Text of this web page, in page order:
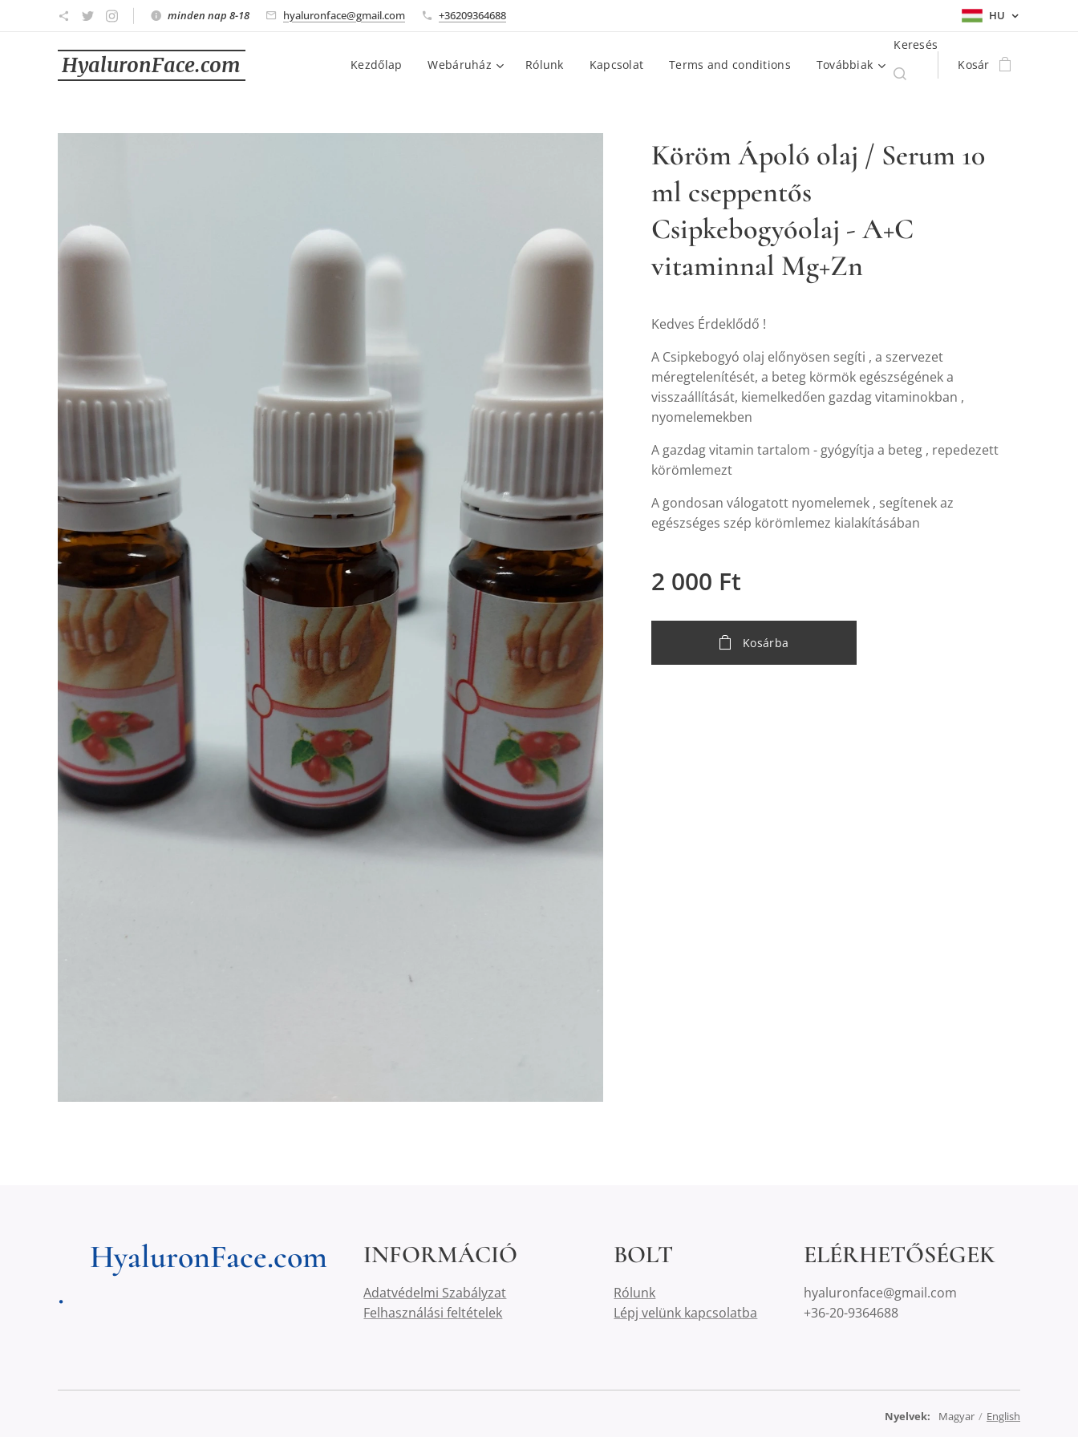
minden nap 8-18 hyaluronface@gmail.com +36209364688 HU
HyaluronFace.com Kezdőlap Webáruház Rólunk Kapcsolat Terms and conditions Továbbiak
Keresés
Kosár
Köröm Ápoló olaj / Serum 10
ml cseppentős
Csipkebogyóolaj - A+C
vitaminnal Mg+Zn
Kedves Érdeklődő !
A Csipkebogyó olaj előnyösen segíti , a szervezet
méregtelenítését, a beteg körmök egészségének a
visszaállítását, kiemelkedően gazdag vitaminokban ,
nyomelemekben
A gazdag vitamin tartalom - gyógyítja a beteg , repedezett
körömlemezt
A gondosan válogatott nyomelemek , segítenek az
egészséges szép körömlemez kialakításában
2 000 Ft
Kosárba
HyaluronFace.com
.
INFORMÁCIÓ
Adatvédelmi Szabályzat
Felhasználási feltételek
BOLT
Rólunk
Lépj velünk kapcsolatba
ELÉRHETŐSÉGEK
hyaluronface@gmail.com
+36-20-9364688
Nyelvek Magyar English